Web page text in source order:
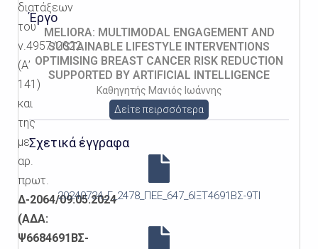
διατάξεων
του
ν.4957/2022
(Α’
141)
και
της
με
αρ.
πρωτ.
Δ-2064/09.05.2024
(ΑΔΑ:
Ψ6684691ΒΣ-
Έργο
MELIORA: MULTIMODAL ENGAGEMENT AND
SUSTAINABLE LIFESTYLE INTERVENTIONS
OPTIMISING BREAST CANCER RISK REDUCTION
SUPPORTED BY ARTIFICIAL INTELLIGENCE
Καθηγητής Μανιός Ιωάννης
Δείτε πειρσσότερα
Σχετικά έγγραφα
20240724_Γ_2478_ΠΕΕ_647_6ΙΞΤ4691ΒΣ-9ΤΙ